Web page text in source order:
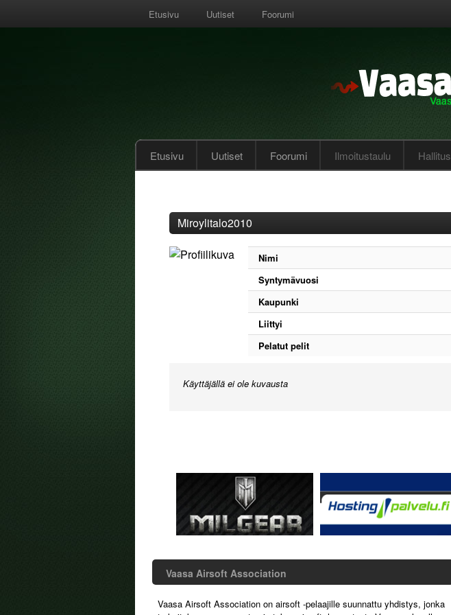
Etusivu Uutiset Foorumi
Etusivu Uutiset Foorumi Ilmoitustaulu Hallitus
Miroylitalo2010
Nimi
Syntymävuosi
Kaupunki
Liittyi
Pelatut pelit
Käyttäjällä ei ole kuvausta
Vaasa Airsoft Association
Vaasa Airsoft Association on airsoft -pelaajille suunnattu yhdistys, jonka